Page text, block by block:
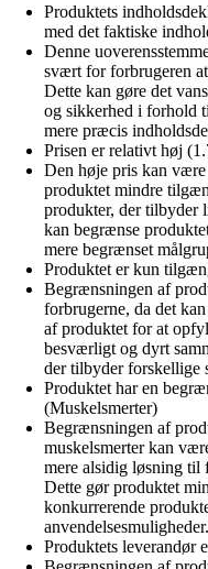
Produktets
med det faktiske
Denne
svært for forbrugeren
Dette kan gøre det
og sikkerhed i forhold
mere præcis
Prisen er relativt høj
Den høje pris kan
produktet mindre
produkter, der tilbyder
kan begrænse
mere begrænset
Produktet er kun
Begrænsningen af
forbrugerne, da det
af produktet for at
besværligt og dyrt
der tilbyder forskellige
Produktet har en
(Muskelsmerter)
Begrænsningen af
muskelsmerter kan
mere alsidig løsning til
Dette gør produktet
konkurrerende
anvendelsesmuligheder.
Produktets leverandør